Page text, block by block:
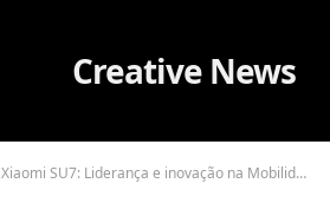
Xiaomi SU7: Liderança e inovação na Mobilidade Elétrica com o marco de 100.000 veículos entregues